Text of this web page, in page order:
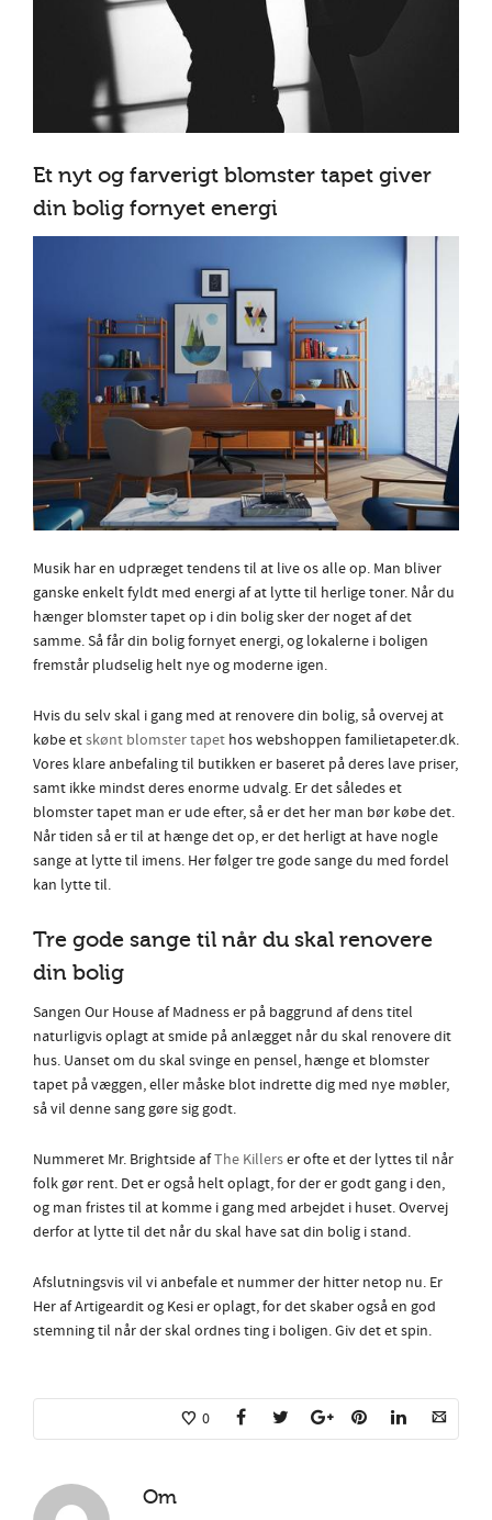
Et nyt og farverigt blomster tapet giver
din bolig fornyet energi
Musik har en udpræget tendens til at live os alle op. Man bliver
ganske enkelt fyldt med energi af at lytte til herlige toner. Når du
hænger blomster tapet op i din bolig sker der noget af det
samme. Så får din bolig fornyet energi, og lokalerne i boligen
fremstår pludselig helt nye og moderne igen.
Hvis du selv skal i gang med at renovere din bolig, så overvej at
købe etskønt blomster tapet hos webshoppen familietapeter.dk.
Vores klare anbefaling til butikken er baseret på deres lave priser,
samt ikke mindst deres enorme udvalg. Er det således et
blomster tapet man er ude efter, så er det her man bør købe det.
Når tiden så er til at hænge det op, er det herligt at have nogle
sange at lytte til imens. Her følger tre gode sange du med fordel
kan lytte til.
Tre gode sange til når du skal renovere
din bolig
Sangen Our House af Madness er på baggrund af dens titel
naturligvis oplagt at smide på anlægget når du skal renovere dit
hus. Uanset om du skal svinge en pensel, hænge et blomster
tapet på væggen, eller måske blot indrette dig med nye møbler,
så vil denne sang gøre sig godt.
Nummeret Mr. Brightside afThe Killerser ofte et der lyttes til når
folk gør rent. Det er også helt oplagt, for der er godt gang i den,
og man fristes til at komme i gang med arbejdet i huset. Overvej
derfor at lytte til det når du skal have sat din bolig i stand.
Afslutningsvis vil vi anbefale et nummer der hitter netop nu. Er
Her af Artigeardit og Kesi er oplagt, for det skaber også en god
stemning til når der skal ordnes ting i boligen. Giv det et spin.
0
Om